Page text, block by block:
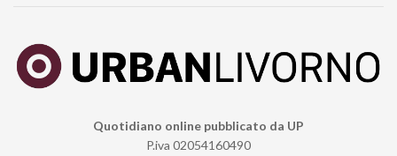
Quotidiano online pubblicato da UP
P.iva 02054160490